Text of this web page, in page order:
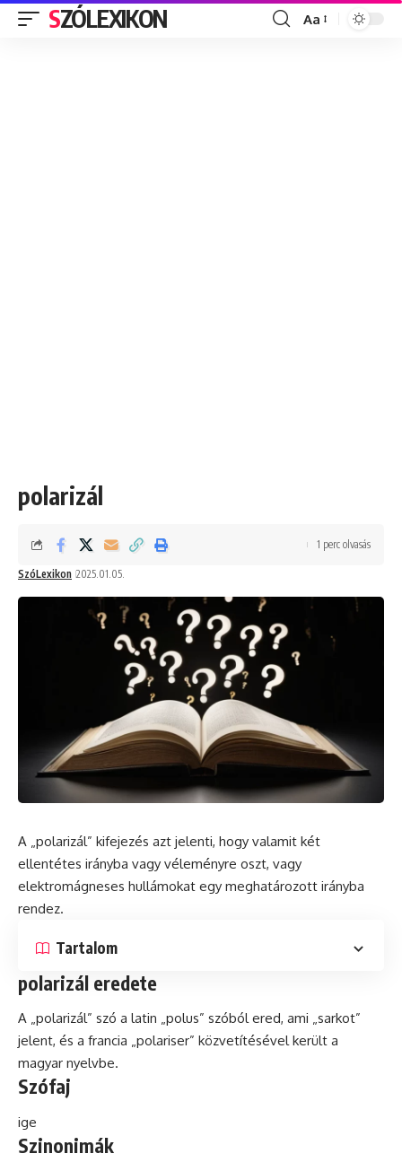
SZÓLEXIKON
Font
Aa
polarizál
SzóLexikon 2025.01.05.
1 perc olvasás
A „ polarizál” kifejezés azt jelenti, hogy valamit két
ellentétes irányba vagy véleményre oszt, vagy
elektromágneses hullámokat egy meghatározott irányba
rendez.
Tartalom
polarizál eredete
A „polarizál” szó a latin „polus” szóból ered, ami „sarkot”
jelent, és a francia „polariser” közvetítésével került a
magyar nyelvbe.
Szófaj
ige
Szinonimák